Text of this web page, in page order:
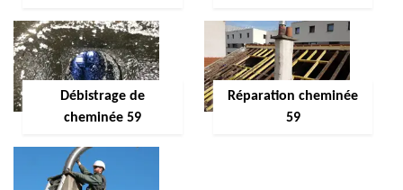
Débistrage de
cheminée 59
Réparation cheminée
59